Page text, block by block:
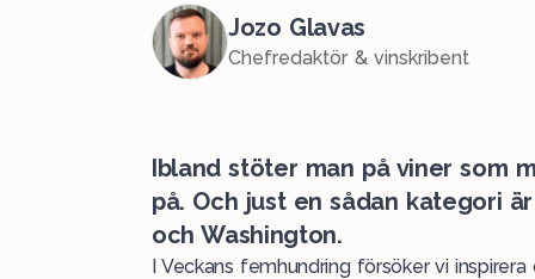
Jozo Glavas
Chefredaktör & vinskribent
Ibland stöter man på viner som
på. Och just en sådan kategori
och Washington.
I Veckans femhundring försöker vi